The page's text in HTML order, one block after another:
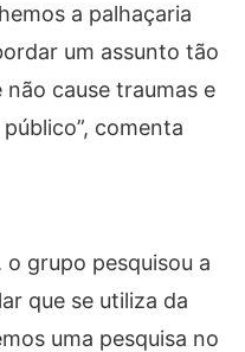
a palhaçaria
um assunto tão
cause traumas e
comenta
grupo pesquisou a
que se utiliza da
uma pesquisa no